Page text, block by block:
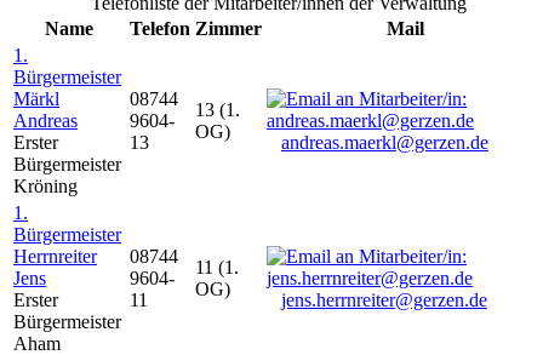
Name
Telefon Zimmer
Mail
1.
Bürgermeister
Märkl
Andreas
Erster
Bürgermeister
Kröning
08744
9604-
13
13 (1.
OG)
andreas.maerkl@gerzen.de
1.
Bürgermeister
Herrnreiter
Jens
Erster
Bürgermeister
Aham
08744
9604-
11
11 (1.
OG)
jens.herrnreiter@gerzen.de